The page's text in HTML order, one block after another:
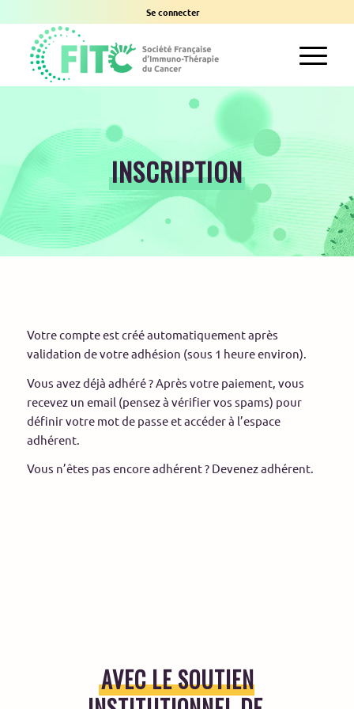
Se connecter
INSCRIPTION
Votre compte est créé automatiquement après
validation de votre adhésion (sous 1 heure environ).
Vous avez déjà adhéré ? Après votre paiement, vous
recevez un email (pensez à vérifier vos spams) pour
définir votre mot de passe et accéder à l’espace
adhérent.
Vous n’êtes pas encore adhérent ? Devenez adhérent.
AVEC LE SOUTIEN